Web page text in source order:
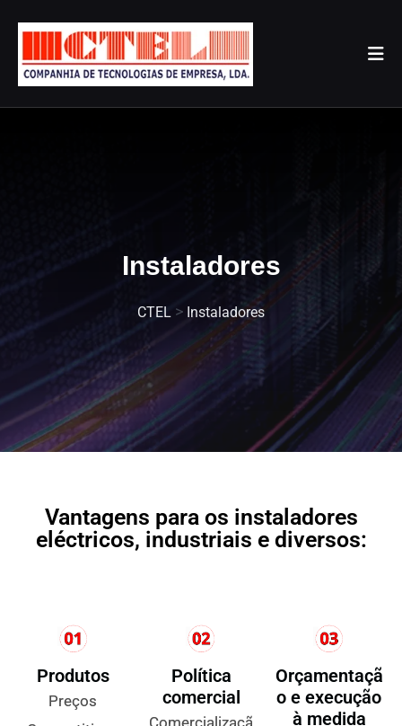
Instaladores
CTEL > Instaladores
Vantagens para os instaladores
eléctricos, industriais e diversos:
Produtos
Preços
Política
comercial
Comercializaçã
Orçamentaçã
o e execução
à medida